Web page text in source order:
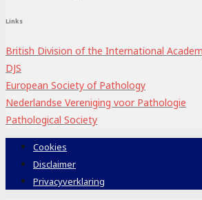
Links
British Division of the International
DJS
European Society of Pathology
Nederlandse Vereniging voor Pathologie
Pathological Society
Cookies
Disclaimer
Privacyverklaring